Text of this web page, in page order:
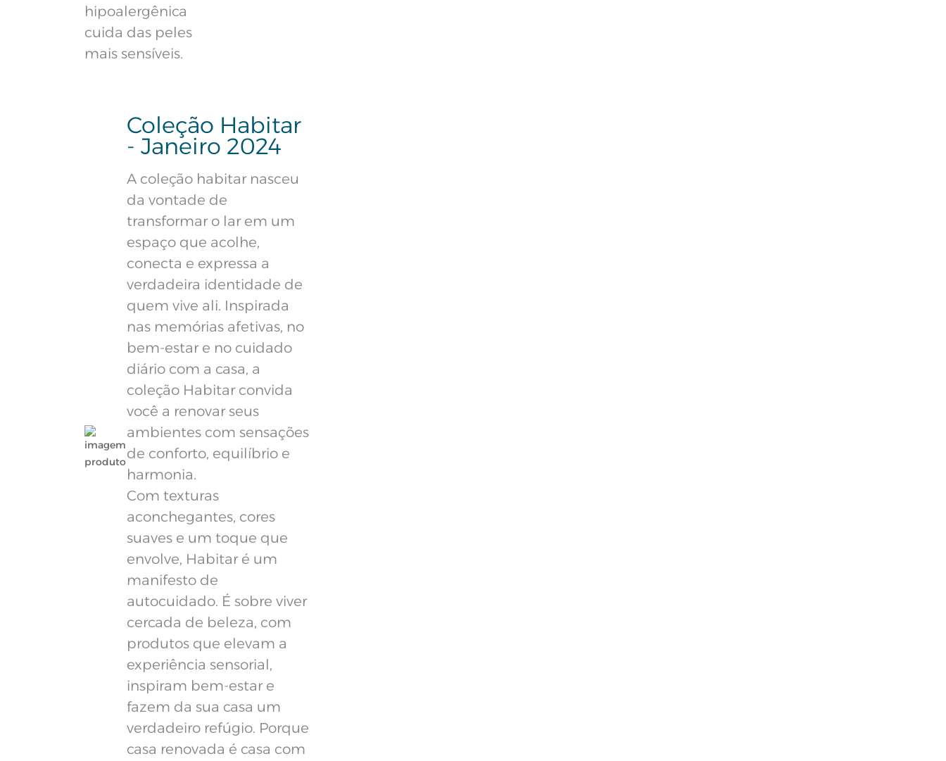
hipoalergênica
cuida das peles
mais sensíveis.
Coleção Habitar
- Janeiro 2024
A coleção habitar nasceu
da vontade de
transformar o lar em um
espaço que acolhe,
conecta e expressa a
verdadeira identidade de
quem vive ali. Inspirada
nas memórias afetivas, no
bem-estar e no cuidado
diário com a casa, a
coleção Habitar convida
você a renovar seus
ambientes com sensações
de conforto, equilíbrio e
harmonia.
Com texturas
aconchegantes, cores
suaves e um toque que
envolve, Habitar é um
manifesto de
autocuidado. É sobre viver
cercada de beleza, com
produtos que elevam a
experiência sensorial,
inspiram bem-estar e
fazem da sua casa um
verdadeiro refúgio. Porque
casa renovada é casa com